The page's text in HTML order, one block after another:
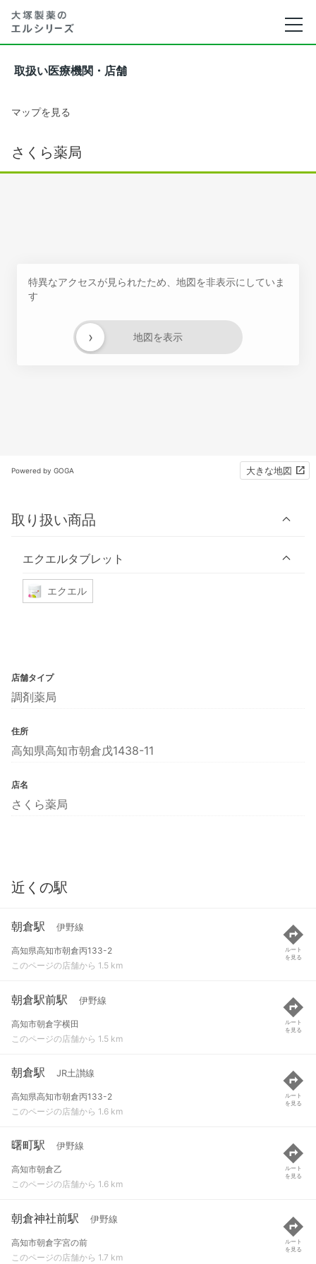
取扱い医療機関・店舗
マップを見る
さくら薬局
特異なアクセスが見られたため、地図を非表示にしていま
す
地図を表示
›
Powered by GOGA 大きな地図
取り扱い商品
エクエルタブレット
エクエル
店舗タイプ
調剤薬局
住所
高知県高知市朝倉戊1438-11
店名
さくら薬局
近くの駅
朝倉駅 伊野線
高知県高知市朝倉丙133-2
このページの店舗から 1.5 km
ルート
を見る
朝倉駅前駅 伊野線
高知市朝倉字横田
このページの店舗から 1.5 km
ルート
を見る
朝倉駅 JR土讃線
高知県高知市朝倉丙133-2
このページの店舗から 1.6 km
ルート
を見る
曙町駅 伊野線
高知市朝倉乙
このページの店舗から 1.6 km
ルート
を見る
朝倉神社前駅 伊野線
高知市朝倉字宮の前
このページの店舗から 1.7 km
ルート
を見る